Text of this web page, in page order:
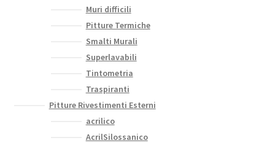
Muri difficili
Pitture Termiche
Smalti Murali
Superlavabili
Tintometria
Traspiranti
Pitture Rivestimenti Esterni
acrilico
AcrilSilossanico